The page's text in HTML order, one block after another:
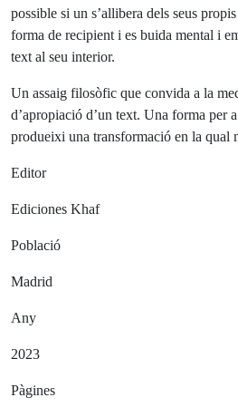
possible si un s’allibera dels seus
forma de recipient i es buida mental i
text al seu interior.
Un assaig filosòfic que convida a la
d’apropiació d’un text. Una forma per
produeixi una transformació en la qual
Editor
Ediciones Khaf
Població
Madrid
Any
2023
Pàgines